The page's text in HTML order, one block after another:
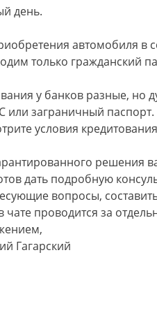
день.
автомобиля в
только гражданский
у банков разные, но
или заграничный паспорт.
условия
решения
дать подробную
вопросы,
чате проводится за
Гагарский